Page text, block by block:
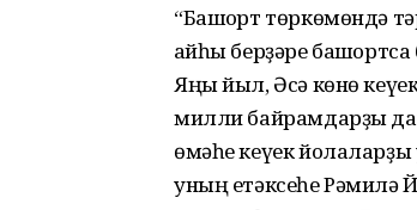
“Башҡорт төркөмөндә
ҡайһы берҙәре
Яңы йыл, Әсә көнө
милли байрамдарҙы
өмәһе кеүек
уның етәксеһе Рәмилә